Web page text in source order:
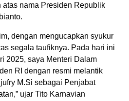
nama Presiden Republik
dengan mengucapkan syukur
segala taufiknya. Pada hari ini
2025, saya Menteri Dalam
RI dengan resmi melantik
M.Si sebagai Penjabat
ujar Tito Karnavian